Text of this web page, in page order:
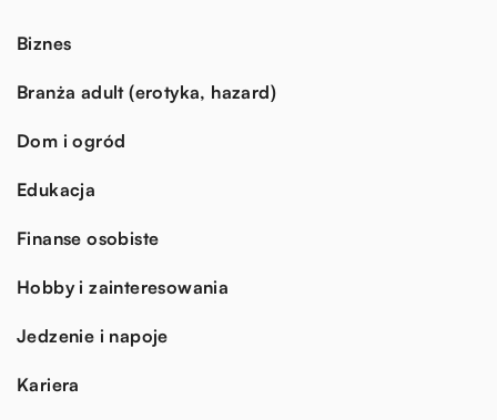
Biznes
Branża adult (erotyka, hazard)
Dom i ogród
Edukacja
Finanse osobiste
Hobby i zainteresowania
Jedzenie i napoje
Kariera